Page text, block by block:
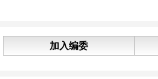
加入编委